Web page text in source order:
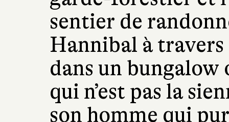
sentier de
Hannibal à
dans un bungalow
qui n’est pas la
son homme qui